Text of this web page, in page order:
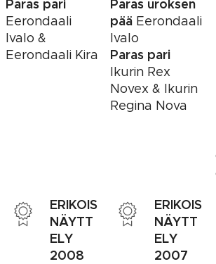
Paras pari
Eerondaali
Ivalo &
Eerondaali Kira
Paras uroksen
pää Eerondaali
Ivalo
Paras pari
Ikurin Rex
Novex & Ikurin
Regina Nova
ERIKOIS
NÄYTT
ELY
2008
ERIKOIS
NÄYTT
ELY
2007